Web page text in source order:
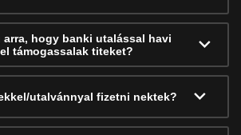
arra, hogy banki utalással havi
támogassalak titeket?
utalvánnyal fizetni nektek?